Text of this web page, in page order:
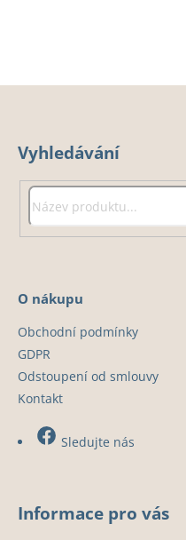
Vyhledávání
O nákupu
Obchodní podmínky
GDPR
Odstoupení od smlouvy
Kontakt
Sledujte nás
Informace pro vás